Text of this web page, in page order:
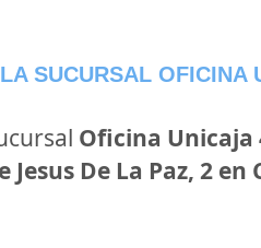
SUCURSAL OFICINA
Oficina Unicaja
Jesus De La Paz, 2 en